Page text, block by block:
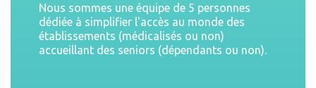
Nous sommes une équipe de 5 personnes
dédiée à simplifier l'accès au monde des
établissements (médicalisés ou non)
accueillant des seniors (dépendants ou non).